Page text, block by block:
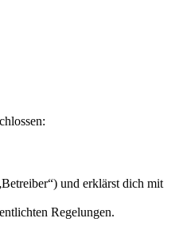
und erklärst dich mit
Regelungen.